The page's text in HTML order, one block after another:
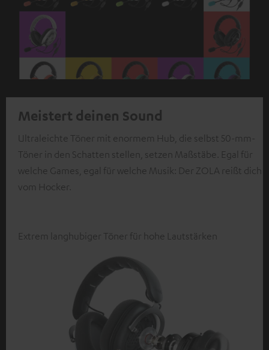
Meistert deinen Sound
Ultraleichte Töner mit enormem Hub, die selbst 50-mm-
Töner in den Schatten stellen, setzen Maßstäbe. Egal für
welche Games, egal für welche Musik: Der ZOLA reißt dich
vom Hocker.
Extrem langhubiger Töner für hohe Lautstärken